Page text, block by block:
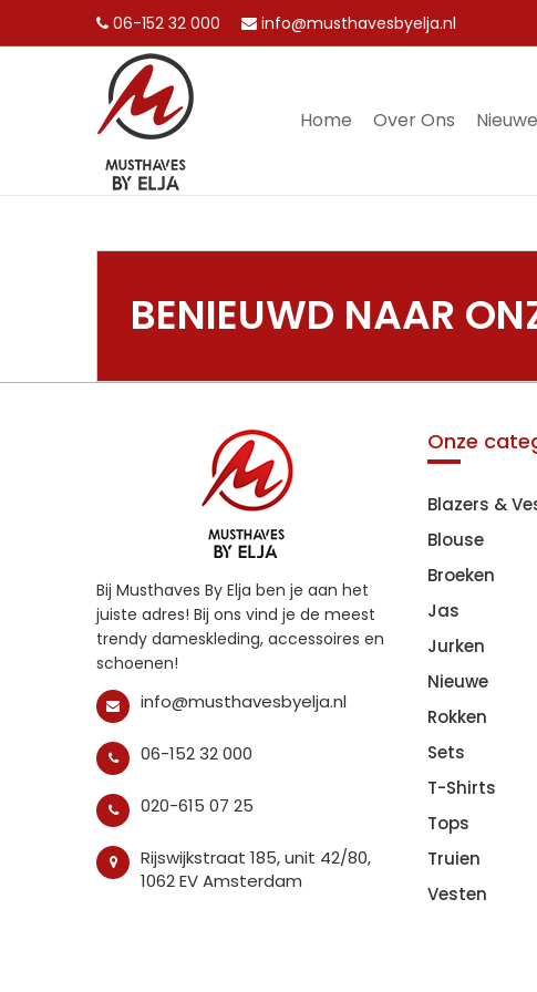
06-152 32 000 info@musthavesbyelja.nl
Home Over Ons Nieuwe
BENIEUWD NAAR
Bij Musthaves By Elja ben je aan het
juiste adres! Bij ons vind je de meest
trendy dameskleding, accessoires en
schoenen!
info@musthavesbyelja.nl
06-152 32 000
020-615 07 25
Rijswijkstraat 185, unit 42/80,
1062 EV Amsterdam
Onze
Blazers &
Blouse
Broeken
Jas
Jurken
Nieuwe
Rokken
Sets
T-Shirts
Tops
Truien
Vesten